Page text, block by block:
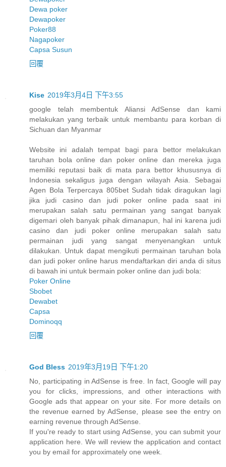
Dewa poker
Dewapoker
Poker88
Nagapoker
Capsa Susun
回覆
Kise 2019年3月4日 下午3:55
google telah membentuk Aliansi AdSense dan kami
melakukan yang terbaik untuk membantu para korban di
Sichuan dan Myanmar
Website ini adalah tempat bagi para bettor melakukan
taruhan bola online dan poker online dan mereka juga
memiliki reputasi baik di mata para bettor khususnya di
Indonesia sekaligus juga dengan wilayah Asia. Sebagai
Agen Bola Terpercaya 805bet Sudah tidak diragukan lagi
jika judi casino dan judi poker online pada saat ini
merupakan salah satu permainan yang sangat banyak
digemari oleh banyak pihak dimanapun, hal ini karena judi
casino dan judi poker online merupakan salah satu
permainan judi yang sangat menyenangkan untuk
dilakukan. Untuk dapat mengikuti permainan taruhan bola
dan judi poker online harus mendaftarkan diri anda di situs
di bawah ini untuk bermain poker online dan judi bola:
Poker Online
Sbobet
Dewabet
Capsa
Dominoqq
回覆
God Bless 2019年3月19日 下午1:20
No, participating in AdSense is free. In fact, Google will pay
you for clicks, impressions, and other interactions with
Google ads that appear on your site. For more details on
the revenue earned by AdSense, please see the entry on
earning revenue through AdSense.
If you're ready to start using AdSense, you can submit your
application here. We will review the application and contact
you by email for approximately one week.